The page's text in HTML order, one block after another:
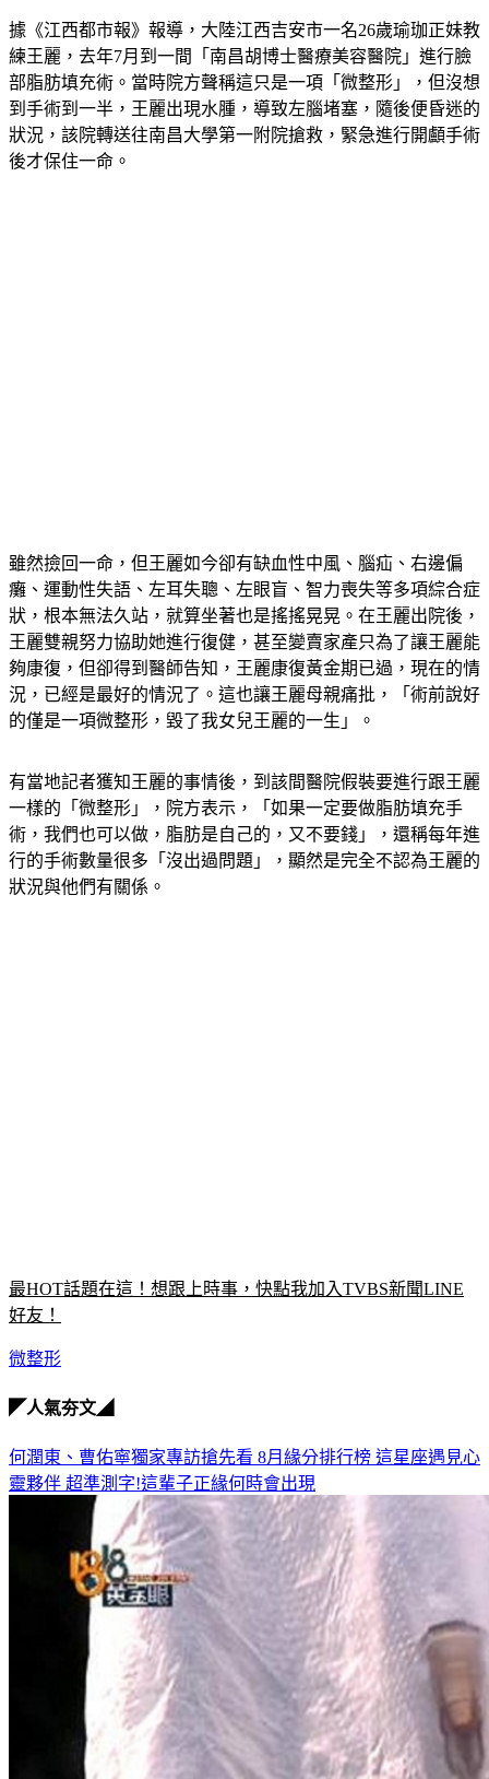
據《江西都市報》報導，大陸江西吉安市一名26歲瑜珈正妹教
練王麗，去年7月到一間「南昌胡博士醫療美容醫院」進行臉
部脂肪填充術。當時院方聲稱這只是一項「微整形」，但沒想
到手術到一半，王麗出現水腫，導致左腦堵塞，隨後便昏迷的
狀況，該院轉送往南昌大學第一附院搶救，緊急進行開顱手術
雖然撿回一命，但王麗如今卻有缺血性中風、腦疝、右邊偏
癱、運動性失語、左耳失聰、左眼盲、智力喪失等多項綜合症
狀，根本無法久站，就算坐著也是搖搖晃晃。在王麗出院後，
王麗雙親努力協助她進行復健，甚至變賣家產只為了讓王麗能
夠康復，但卻得到醫師告知，王麗康復黃金期已過，現在的情
況，已經是最好的情況了。這也讓王麗母親痛批，「術前說好
有當地記者獲知王麗的事情後，到該間醫院假裝要進行跟王麗
一樣的「微整形」，院方表示，「如果一定要做脂肪填充手
術，我們也可以做，脂肪是自己的，又不要錢」，還稱每年進
行的手術數量很多「沒出過問題」，顯然是完全不認為王麗的
最HOT話題在這！想跟上時事，快點我加入TVBS新聞LINE
何潤東、曹佑寧獨家專訪搶先看8月緣分排行榜 這星座遇見心
超準測字!這輩子正緣何時會出現